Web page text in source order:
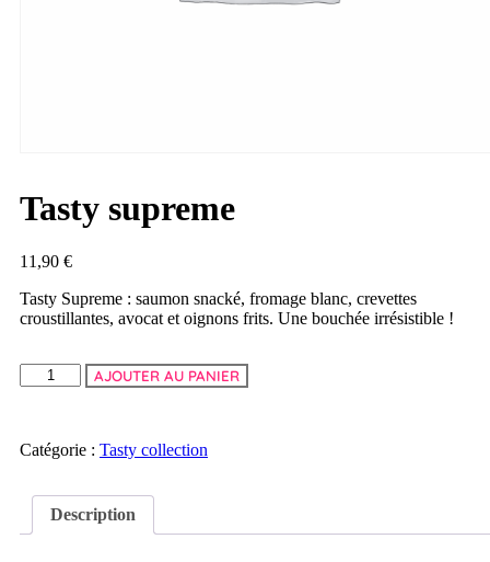
Tasty supreme
11,90 €
Tasty Supreme : saumon snacké, fromage blanc, crevettes
croustillantes, avocat et oignons frits. Une bouchée irrésistible !
AJOUTER AU PANIER
Catégorie : Tasty collection
Description